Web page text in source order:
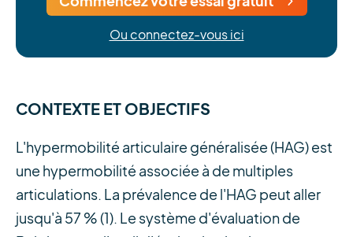
Ou connectez-vous ici
CONTEXTE ET OBJECTIFS
L'hypermobilité articulaire généralisée (HAG) est
une hypermobilité associée à de multiples
articulations. La prévalence de l'HAG peut aller
jusqu'à 57 % (1). Le système d'évaluation de